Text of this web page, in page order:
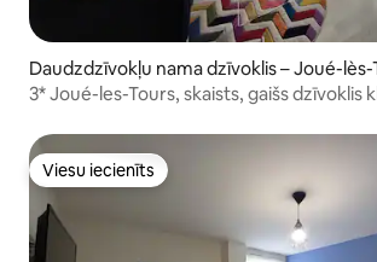
Daudzdzīvokļu nama dzīvoklis – Joué-lès-
rs
3* Joué-les-Tours, skaists, gaišs dzīvoklis
Viesu iecienīts
Viesu iecienīts